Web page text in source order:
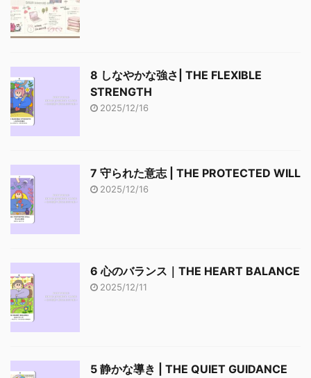
8 しなやかな強さ| THE FLEXIBLE
STRENGTH
2025/12/16
7 守られた意志 | THE PROTECTED WILL
2025/12/16
6 心のバランス｜THE HEART BALANCE
2025/12/11
5 静かな導き | THE QUIET GUIDANCE